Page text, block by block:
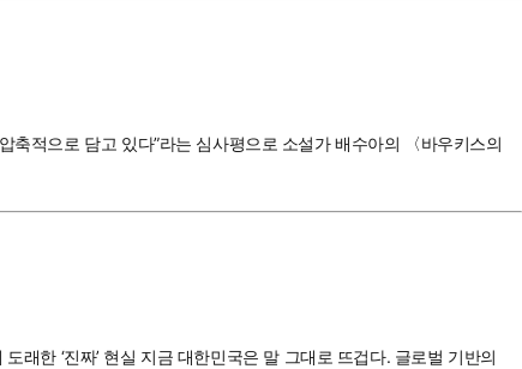
적으로 담고 있다”라는 심사평으로 소설가 배수아의 〈바우키스의
한 ‘진짜’ 현실 지금 대한민국은 말 그대로 뜨겁다. 글로벌 기반의